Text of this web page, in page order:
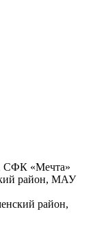
СФК «Мечта»
район, МАУ
район,